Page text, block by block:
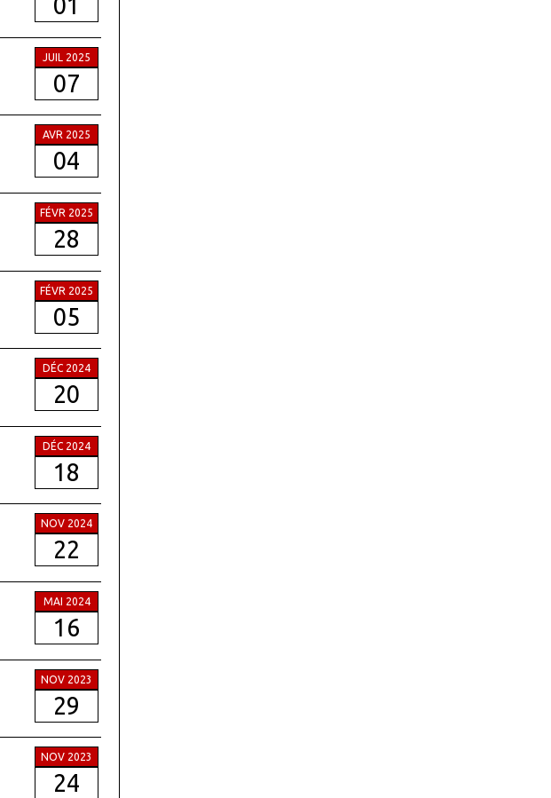
01
JUIL 2025
07
AVR 2025
04
FÉVR 2025
28
FÉVR 2025
05
DÉC 2024
20
DÉC 2024
18
NOV 2024
22
MAI 2024
16
NOV 2023
29
NOV 2023
24